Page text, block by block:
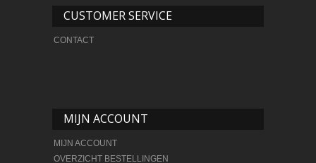
CUSTOMER SERVICE
CONTACT
MIJN ACCOUNT
MIJN ACCOUNT
OVERZICHT BESTELLINGEN